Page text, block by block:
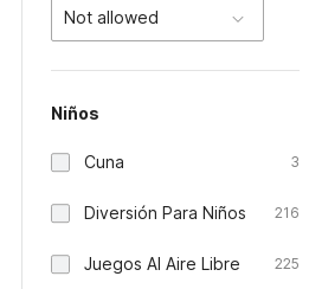
Not allowed
Niños
Cuna 3
Diversión Para Niños 216
Juegos Al Aire Libre 225